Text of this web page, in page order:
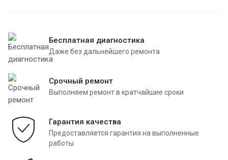
Бесплатная диагностика
Даже без дальнейшего ремонта
Срочный ремонт
Выполняем ремонт в кратчайшие сроки
Гарантия качества
Предоставляется гарантия на выполненные
работы